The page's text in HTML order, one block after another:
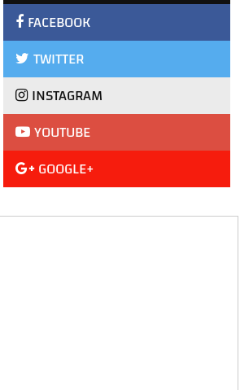
FACEBOOK
TWITTER
INSTAGRAM
YOUTUBE
GOOGLE+